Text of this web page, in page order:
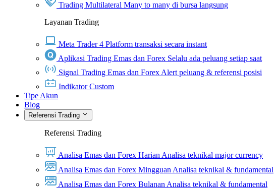
Trading Multilateral Many to many di bursa langsung
Layanan Trading
Meta Trader 4 Platform transaksi secara instant
Aplikasi Trading Emas dan Forex Selalu ada peluang setiap saat
Signal Trading Emas dan Forex Alert peluang & referensi posisi
Indikator Custom
Tipe Akun
Blog
Referensi Trading
Referensi Trading
Analisa Emas dan Forex HarianAnalisa teknikal major currency
Analisa Emas dan Forex MingguanAnalisa teknikal & fundamental
Analisa Emas dan Forex BulananAnalisa teknikal & fundamental